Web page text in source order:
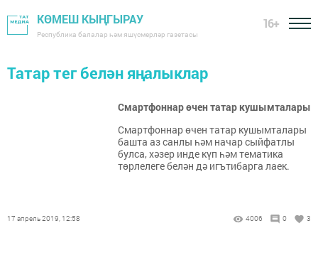
КӨМЕШ КЫҢГЫРАУ
Республика балалар һәм яшүсмерләр газетасы
16+
Татар тег белән яңалыклар
Смартфоннар өчен татар кушымталары
Смартфоннар өчен татар кушымталары
башта аз санлы һәм начар сыйфатлы
булса, хәзер инде күп һәм тематика
төрлелеге белән дә игътибарга лаек.
17 апрель 2019, 12:58 4006 0 3